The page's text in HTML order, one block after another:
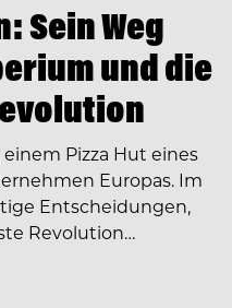
Sein Weg
und die
Pizza Hut eines
Europas. Im
Entscheidungen,
Revolution…